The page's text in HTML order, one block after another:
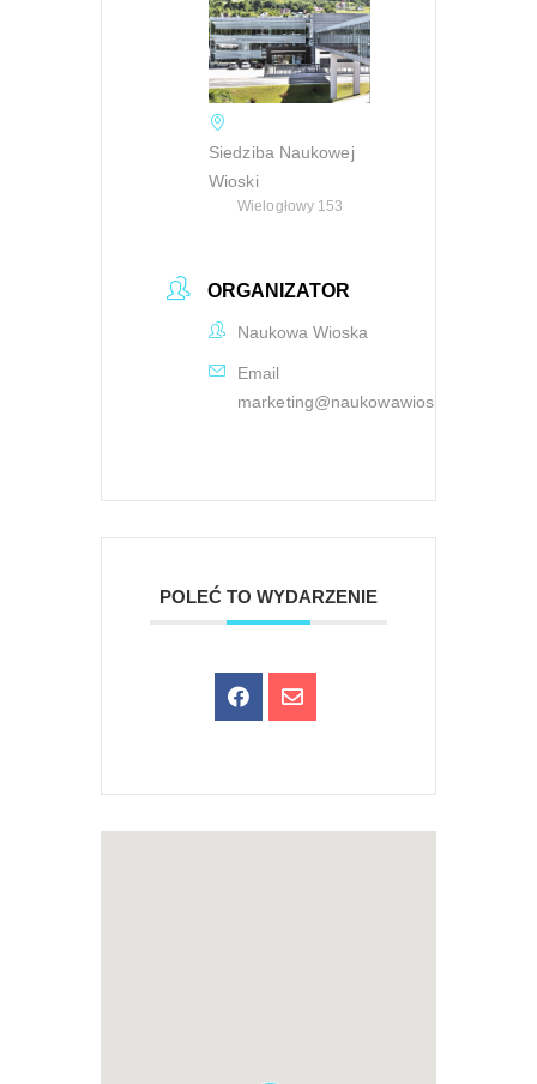
Siedziba Naukowej
Wioski
Wielogłowy 153
ORGANIZATOR
Naukowa Wioska
Email
marketing@naukowawioska.pl
POLEĆ TO WYDARZENIE